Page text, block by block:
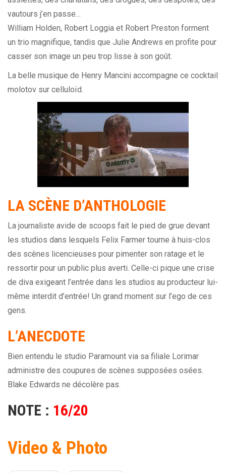
vautours j’en passe…
William Holden, Robert Loggia et Robert Preston forment
un trio magnifique, tandis que Julie Andrews en profite pour
casser son image un peu trop lisse à son goût.
La belle musique de Henry Mancini accompagne ce cocktail
molotov sur celluloïd.
LA SCÈNE D’ANTHOLOGIE
La journaliste avide de scoops fait le pied de grue devant
les studios dans lesquels Felix Farmer tourne à huis-clos
des scènes licencieuses pour pimenter son ratage et le
ressortir pour un public plus averti. Celle-ci pique une crise
de diva exigeant l’entrée dans les studios au producteur lui-
même interdit d’entrée! Un grand moment sur l’ego de ces
gens.
L’ANECDOTE
Bien entendu le studio Paramount via sa filiale Lorimar
administre des coupures de scènes supposées osées.
Blake Edwards ne décolère pas.
NOTE : 16/20
Video & Photo